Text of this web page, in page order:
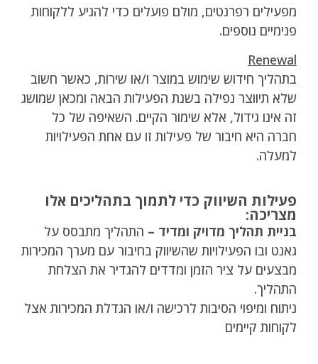
מפעילים רפרנטים, מולם פועלים כדי להגיע ללקוחות
פנימיים נוספים.
Renewal
בתהליך חידוש שימוש במוצר ו/או שירות, כאשר חשוב
שלא תיווצר נפילה בשנת הפעילות הבאה ומכאן שמושג
זה אינו גידול, אלא שימור הקיים. השאיפה של כל
חברה היא חיבור של פעילות זו עם אחת הפעילויות
למעלה.
פעילות השיווק כדי לתמוך בתהליכים אלו
מצריכה:
בניית תהליך מדויק ומדיד – התהליך מתבסס על
גאנט ובו הפעילויות שהשיווק בחיבור עם מערך המכירות
מבצעים על ציר הזמן ומדדים להגדיר את הצלחת
התהליך.
ניתוח ומיפוי הסיבות לרכישה ו/או הגדלת המכירות אצל
לקוחות קיימים